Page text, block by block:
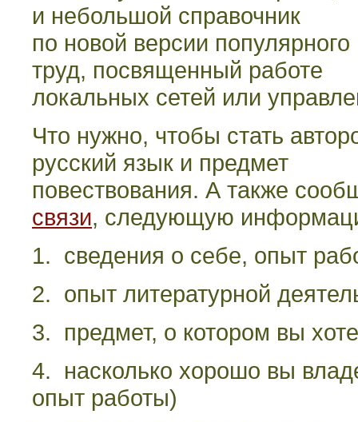
и небольшой справочник
по новой версии
труд, посвященный работе
локальных сетей или
Что нужно, чтобы стать
русский язык и предмет
повествования. А также
связи, следующую
1. сведения о себе, опыт
2. опыт литературной
3. предмет, о котором вы
4. насколько хорошо вы
опыт работы)